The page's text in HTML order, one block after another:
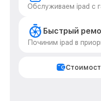
Обслуживаем ipad с
Быстрый
Починим ipad в